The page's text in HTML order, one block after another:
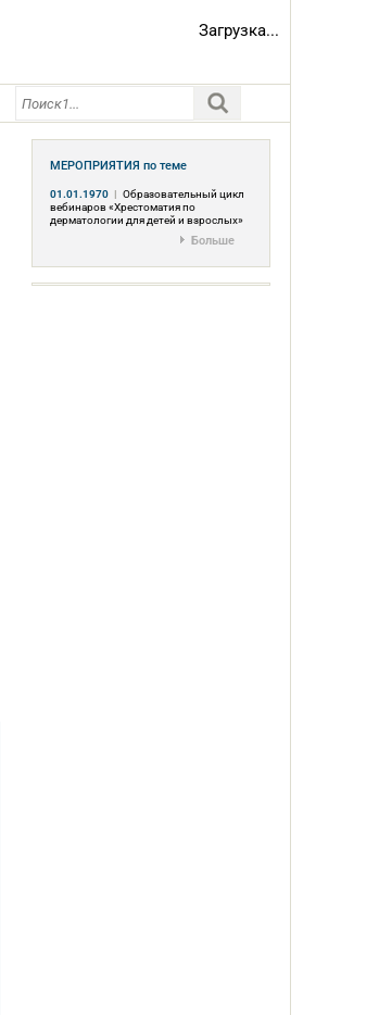
Загрузка...
МЕРОПРИЯТИЯ по теме
01.01.1970 | Образовательный цикл
вебинаров «Хрестоматия по
дерматологии для детей и взрослых»
Больше